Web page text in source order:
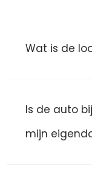
Wat is de
Is de auto
mijn